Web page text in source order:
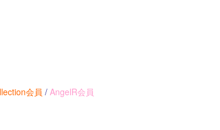
会員 / AngelR会員